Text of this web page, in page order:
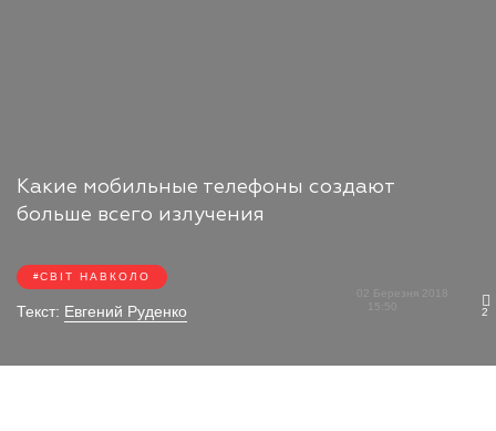
Какие мобильные телефоны создают
больше всего излучения
СВІТ НАВКОЛО
Текст: Евгений Руденко
02 Березня 2018
2